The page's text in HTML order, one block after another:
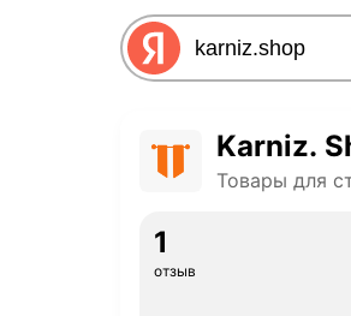
Karniz.
Товары для
1
отзыв